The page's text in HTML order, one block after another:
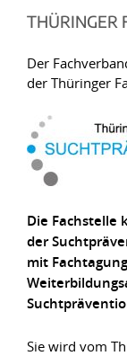
THÜRINGER
Der
der Thüringer
Die
der
mit
Sie wird vom